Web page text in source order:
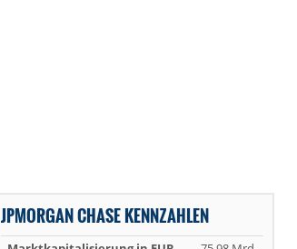
JPMORGAN CHASE KENNZAHLEN